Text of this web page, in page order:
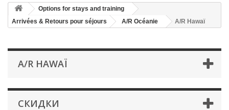
Options for stays and training
Arrivées & Retours pour séjours
A/R Océanie A/R Hawaï
A/R HAWAÏ
СКИДКИ